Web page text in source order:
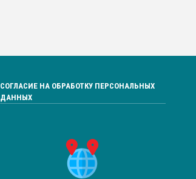
СОГЛАСИЕ НА ОБРАБОТКУ ПЕРСОНАЛЬНЫХ
ДАННЫХ